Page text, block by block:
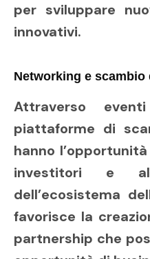
per sviluppare
innovativi.
Networking e scambio
Attraverso
piattaforme di
hanno
investitori e
dell’ecosistema
favorisce la
partnership che